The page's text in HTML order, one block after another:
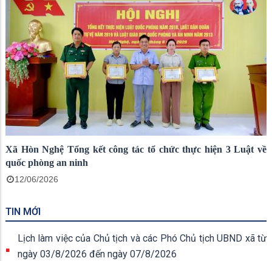
Xã Hòn Nghệ Tổng kết công tác tổ chức thực hiện 3 Luật về
quốc phòng an ninh
12/06/2026
TIN MỚI
Lịch làm việc của Chủ tịch và các Phó Chủ tịch UBND xã từ
ngày 03/8/2026 đến ngày 07/8/2026